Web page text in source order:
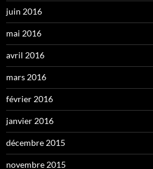
juin 2016
mai 2016
avril 2016
mars 2016
février 2016
janvier 2016
décembre 2015
novembre 2015